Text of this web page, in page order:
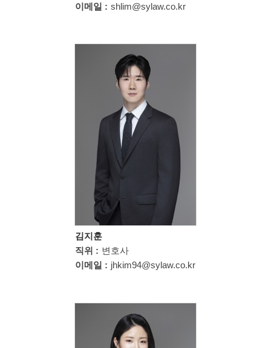
이메일 : shlim@sylaw.co.kr
김지훈
직위 : 변호사
이메일 : jhkim94@sylaw.co.kr